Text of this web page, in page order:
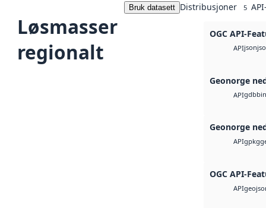
Løsmasser
regionalt
Bruk datasett Distribusjoner 5
OGC API-
APIjson
Geonorge
APIgdbbin
Geonorge
APIgpkg
OGC API-
API